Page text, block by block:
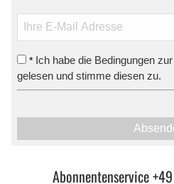
* Ich habe die Bedingungen
gelesen und stimme diesen zu.
Abonnentenservice